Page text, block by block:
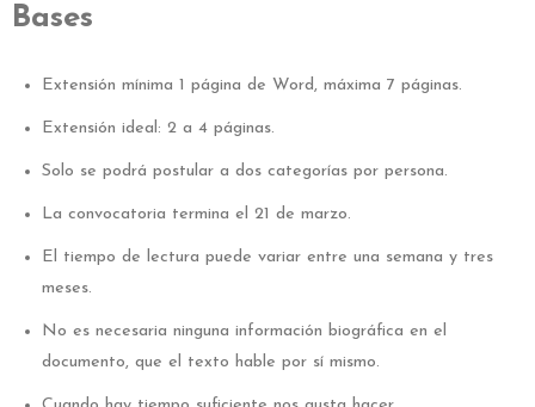
Bases
Extensión mínima 1 página de Word, máxima 7 páginas.
Extensión ideal: 2 a 4 páginas.
Solo se podrá postular a dos categorías por persona.
La convocatoria termina el 21 de marzo.
El tiempo de lectura puede variar entre una semana y tres
meses.
No es necesaria ninguna información biográfica en el
documento, que el texto hable por sí mismo.